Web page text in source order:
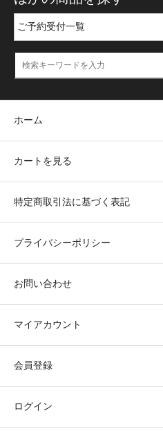
ホーム
カートを見る
特定商取引法に基づく表記
プライバシーポリシー
お問い合わせ
マイアカウント
会員登録
ログイン